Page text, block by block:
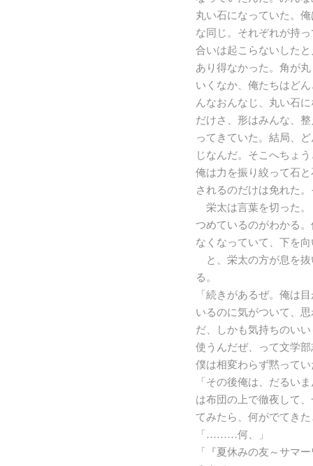
丸い石になっていた。
な同じ。それぞれが持
合いは起こらないした
あり得なかった。角が
いくなか、俺たちはど
んなおんなじ、丸い石
だけさ、形はみんな、
ってきていた。結局、
じなんだ。そこへちょ
俺は力を振り絞って石
されるのだけは免れた
栄太は言葉を切った。
つめているのがわかる
なくなっていて、下を
と、栄太の方が息を抜
る。
「続きがあるぜ。俺は
いるのに気がついて、
だ、しかも気持ちのい
使うんだぜ、って文学
僕は相変わらず黙ってい
「その後俺は、だるい
は布団の上で徹夜して
てみたら、何がでてき
「………何、」
「『夏休みの友～サマ